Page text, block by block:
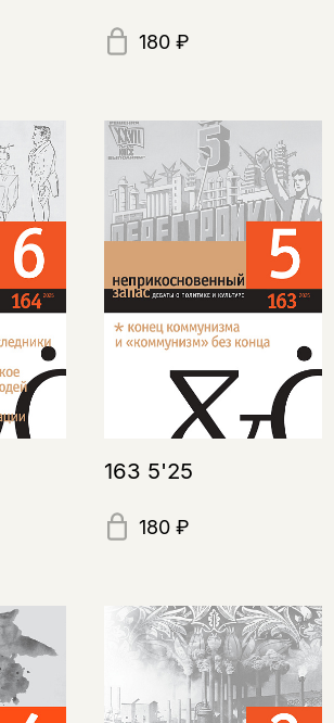
180 ₽
163 5'25
180 ₽
на рассылку
временно